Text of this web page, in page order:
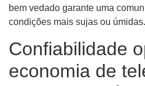
bem vedado garante uma
condições mais sujas ou úmidas.
Confiabilidade
economia de